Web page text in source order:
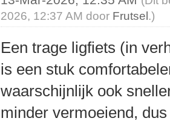
2026, 12:37 AM door Frutsel .)
Een trage ligfiets (in
is een stuk
waarschijnlijk ook
minder vermoeiend,